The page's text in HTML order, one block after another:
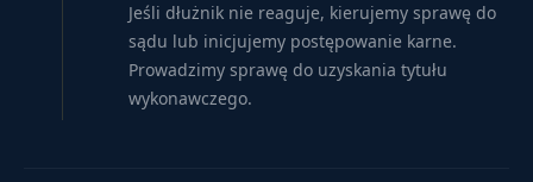
Jeśli dłużnik nie reaguje, kierujemy sprawę do
sądu lub inicjujemy postępowanie karne.
Prowadzimy sprawę do uzyskania tytułu
wykonawczego.